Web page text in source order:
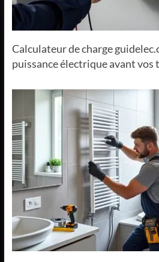
Calculateur de charge
puissance électrique avant vos